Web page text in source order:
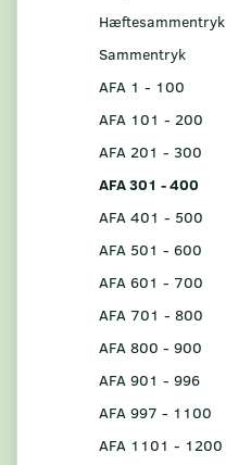
Hæftesammentryk
Sammentryk
AFA 1 - 100
AFA 101 - 200
AFA 201 - 300
AFA 301 - 400
AFA 401 - 500
AFA 501 - 600
AFA 601 - 700
AFA 701 - 800
AFA 800 - 900
AFA 901 - 996
AFA 997 - 1100
AFA 1101 - 1200